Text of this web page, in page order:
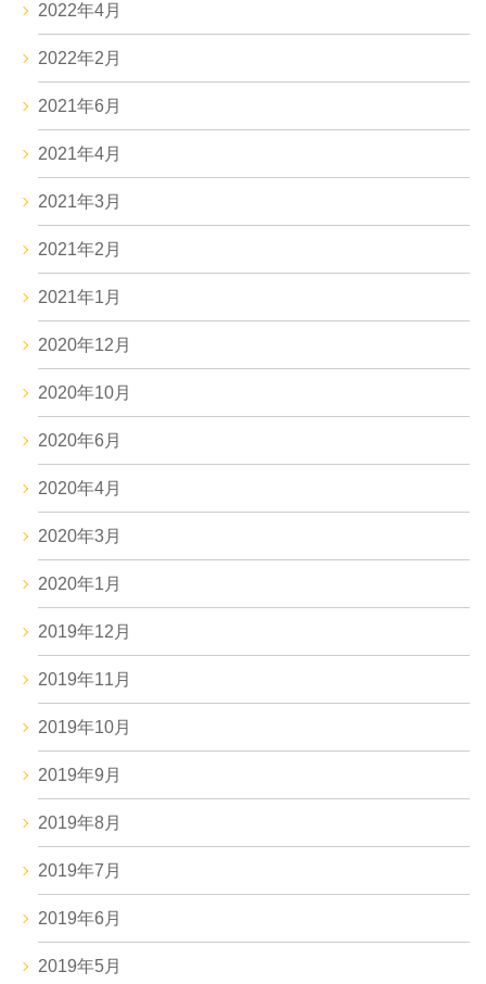
2022年4月
2022年2月
2021年6月
2021年4月
2021年3月
2021年2月
2021年1月
2020年12月
2020年10月
2020年6月
2020年4月
2020年3月
2020年1月
2019年12月
2019年11月
2019年10月
2019年9月
2019年8月
2019年7月
2019年6月
2019年5月